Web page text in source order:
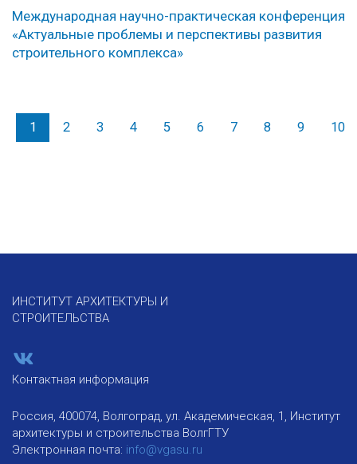
Международная научно-практическая конференция
«Актуальные проблемы и перспективы развития
строительного комплекса»
1 2 3 4 5 6 7 8 9 10
ИНСТИТУТ АРХИТЕКТУРЫ И
СТРОИТЕЛЬСТВА
Контактная информация
Россия, 400074, Волгоград, ул. Академическая, 1, Институт
архитектуры и строительства ВолгГТУ
Электронная почта: info@vgasu.ru